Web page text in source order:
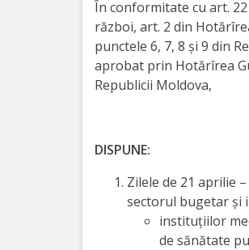
Structura
Strategia
Managementul
În conformitate cu art.
război, art. 2 din
punctele 6, 7, 8 și 9 din
aprobat prin Hotărîrea
Republicii Moldova,
DISPUNE:
Zilele de 21 aprilie
sectorul bugetar și
instituțiilor
de sănătate